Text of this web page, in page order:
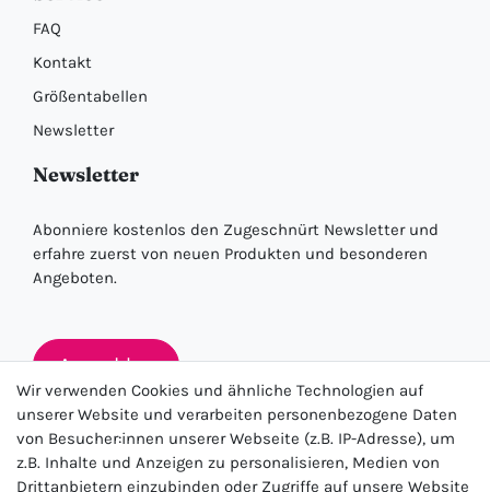
FAQ
Kontakt
Größentabellen
Newsletter
Newsletter
Abonniere kostenlos den Zugeschnürt Newsletter und
erfahre zuerst von neuen Produkten und besonderen
Angeboten.
Anmelden
★★★★★
Wir verwenden Cookies und ähnliche Technologien auf
unserer Website und verarbeiten personenbezogene Daten
von Besucher:innen unserer Webseite (z.B. IP-Adresse), um
z.B. Inhalte und Anzeigen zu personalisieren, Medien von
Drittanbietern einzubinden oder Zugriffe auf unsere Website